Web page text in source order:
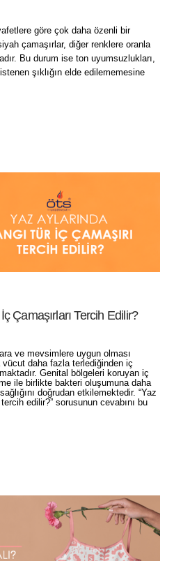
göre çok daha özenli bir
çamaşırlar, diğer renklere oranla
Bu durum ise ton uyumsuzlukları,
şıklığın elde edilememesine
Çamaşırları Tercih Edilir?
ve mevsimlere uygun olması
daha fazla terlediğinden iç
Genital bölgeleri koruyan iç
ile birlikte bakteri oluşumuna daha
doğrudan etkilemektedir. “Yaz
edilir?” sorusunun cevabını bu